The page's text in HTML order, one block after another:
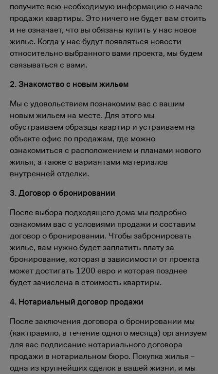
получите всю необходимую информацию о начале
продажи квартиры. Это ничего не будет вам стоить
и не означает, что вы обязаны купить у нас новое
жилье. Когда у нас будут появляться новости
относительно выбранного вами проекта, мы будем
связываться с вами.
2. Знакомство с новым жильем
Мы с удовольствием познакомим вас с вашим
новым жильем на месте. Для этого мы
обустраиваем образцы квартир и устраиваем на
объекте офис по продажам, где можно
ознакомиться с расположением и планами нового
жилья, а также с вариантами материалов
внутренней отделки.
3. Договор о бронировании
После выбора подходящего дома мы подробно
ознакомим вас с условиями продажи и составим
договор о бронировании. Чтобы забронировать
жилье, вам нужно будет заплатить плату за
бронирование, которая в зависимости от проекта
может достигать 1200 евро и которая позднее
будет зачислена в стоимость квартиры.
4. Нотариальный договор продажи
После заключения договора о бронировании мы
(как правило, в течение одного месяца) организуем
для вас подписание нотариального договора
продажи в нотариальном бюро. Покупка жилья –
одна из крупнейших сделок в вашей жизни, и мы